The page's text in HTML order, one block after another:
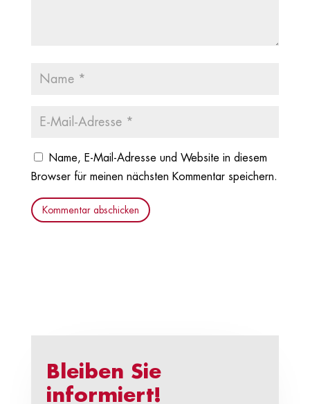
Name, E-Mail-Adresse und Website in diesem
Browser für meinen nächsten Kommentar speichern.
Kommentar abschicken
Bleiben Sie
informiert!